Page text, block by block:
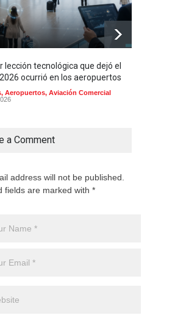
lección tecnológica que dejó el
ocurrió en los aeropuertos
, Aeropuertos, Aviación Comercial
a Comment
address will not be published.
fields are marked with *